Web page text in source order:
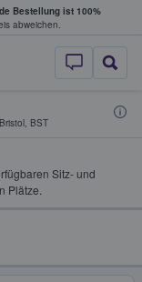
Bestellung ist 100%
abweichen.
- Wo
Bristol, BST
Sitz- und
Plätze.